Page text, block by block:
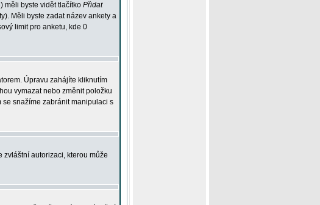
měli byste vidět tlačítko Přidat
Měli byste zadat název ankety a
limit pro anketu, kde 0
Úpravu zahájíte kliknutím
vymazat nebo změnit položku
snažíme zabránit manipulaci s
zvláštní autorizaci, kterou může